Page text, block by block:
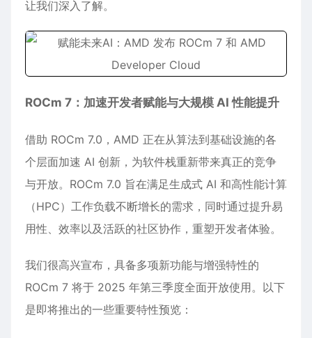
让我们深入了解。
ROCm 7：加速开发者赋能与大规模 AI 性能提升
借助 ROCm 7.0，AMD 正在从算法到基础设施的各
个层面加速 AI 创新，为软件栈重新带来真正的竞争
与开放。ROCm 7.0 旨在满足生成式 AI 和高性能计算
（HPC）工作负载不断增长的需求，同时通过提升易
用性、效率以及活跃的社区协作，重塑开发者体验。
我们很高兴宣布，具备多项新功能与增强特性的
ROCm 7 将于 2025 年第三季度全面开放使用。以下
是即将推出的一些重要特性预览：